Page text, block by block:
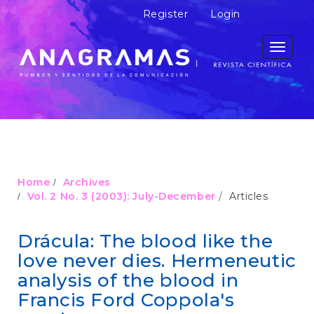
n
N
a
v
g
n
n
C
n
t
Register Login
Toggle
Home
Archives
Vol. 2 No. 3 (2003): July-December
Articles
Drácula: The blood like the
love never dies. Hermeneutic
analysis of the blood in
Francis Ford Coppola's